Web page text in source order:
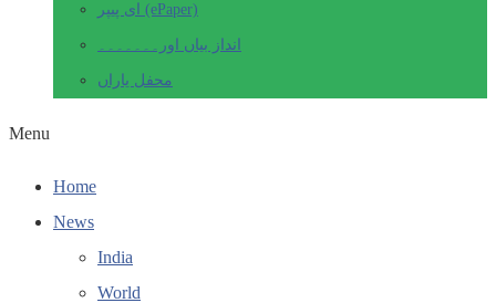
ای پیپر (ePaper)
انداز بیاں اور۔۔۔۔۔۔۔
محفل یاراں
Menu
Home
News
India
World